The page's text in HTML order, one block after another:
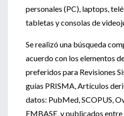
personales (PC), laptops,
tabletas y consolas de
Se realizó una búsqueda
acuerdo con los elementos
preferidos para Revisiones
guías PRISMA, Artículos
datos: PubMed, SCOPUS,
EMBASE, y publicados